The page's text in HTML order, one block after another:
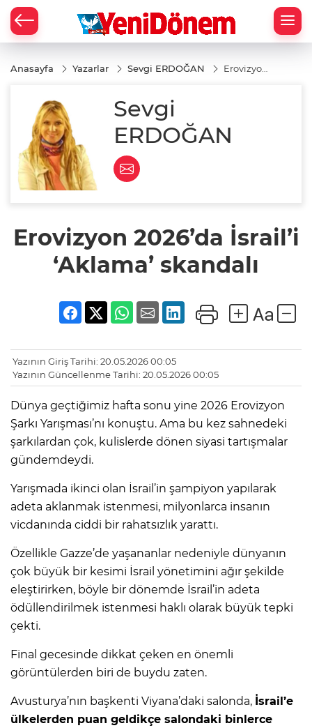
Anasayfa Yazarlar Sevgi ERDOĞAN
Erovizyon
Sevgi
ERDOĞAN
Erovizyon 2026’da İsrail’i
‘Aklama’ skandalı
Yazının Giriş Tarihi: 20.05.2026 00:05
Yazının Güncellenme Tarihi: 20.05.2026 00:05
Dünya geçtiğimiz hafta sonu yine 2026 Erovizyon
Şarkı Yarışması’nı konuştu. Ama bu kez sahnedeki
şarkılardan çok, kulislerde dönen siyasi tartışmalar
gündemdeydi.
Yarışmada ikinci olan İsrail’in şampiyon yapılarak
adeta aklanmak istenmesi, milyonlarca insanın
vicdanında ciddi bir rahatsızlık yarattı.
Özellikle Gazze’de yaşananlar nedeniyle dünyanın
çok büyük bir kesimi İsrail yönetimini ağır şekilde
eleştirirken, böyle bir dönemde İsrail’in adeta
ödüllendirilmek istenmesi haklı olarak büyük tepki
çekti.
Final gecesinde dikkat çeken en önemli
görüntülerden biri de buydu zaten.
Avusturya’nın başkenti Viyana’daki salonda, İsrail’e
ülkelerden puan geldikçe salondaki binlerce